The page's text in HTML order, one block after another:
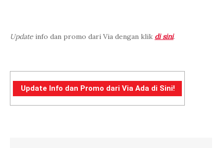
Update info dan promo dari Via dengan klik di sini.
Update Info dan Promo dari Via Ada di Sini!